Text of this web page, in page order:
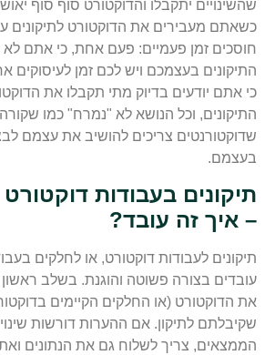
שהשינויים יתקבלו והדוקטורט סוף סוף
כשאתם מעבירים את הדוקטורט לתיקונים
חוסכים זמן פעמיים: פעם אחת, כי אתם
התיקונים בעצמכם ויש לכם זמן לעיסוקים
כי אתם יודעים בדיוק מתי תקבלו את
התיקונים, וכל הנושא לא "נמרח" כמו
שדוקטורנטים צריכים להושיב את עצמם
בעצמם.
תיקונים בעבודות
– איך זה עובד?
תיקונים לעבודות דוקטורט, או לחלקים
עובדים בצורה פשוטה והוגנת. בשלב
את הדוקטורט (או החלקים הקיימים
שקיבלתם לתיקון. אם ההערות דורשות
הממצאים, צריך לשלוח גם את הנתונים